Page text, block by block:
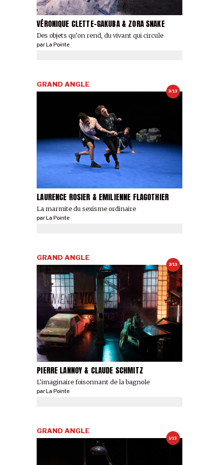
VÉRONIQUE CLETTE-GAKUBA & ZORA SNAKE
Des objets qu'on rend, du vivant qui circule
parLa Pointe
3/13
LAURENCE ROSIER & EMILIENNE FLAGOTHIER
La marmite du sexisme ordinaire
GRAND ANGLE
parLa Pointe
2/13
PIERRE LANNOY & CLAUDE SCHMITZ
L'imaginaire foisonnant de la bagnole
GRAND ANGLE
par La Pointe
1/13
GRAND ANGLE